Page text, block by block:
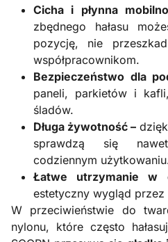
Cicha i płynna
zbędnego hałasu
pozycję, nie
współpracownikom.
Bezpieczeństwo dla
paneli, parkietów i
śladów.
Długa żywotność –
sprawdzą się
codziennym
Łatwe utrzymanie w
estetyczny wygląd przez
W przeciwieństwie do
nylonu, które często